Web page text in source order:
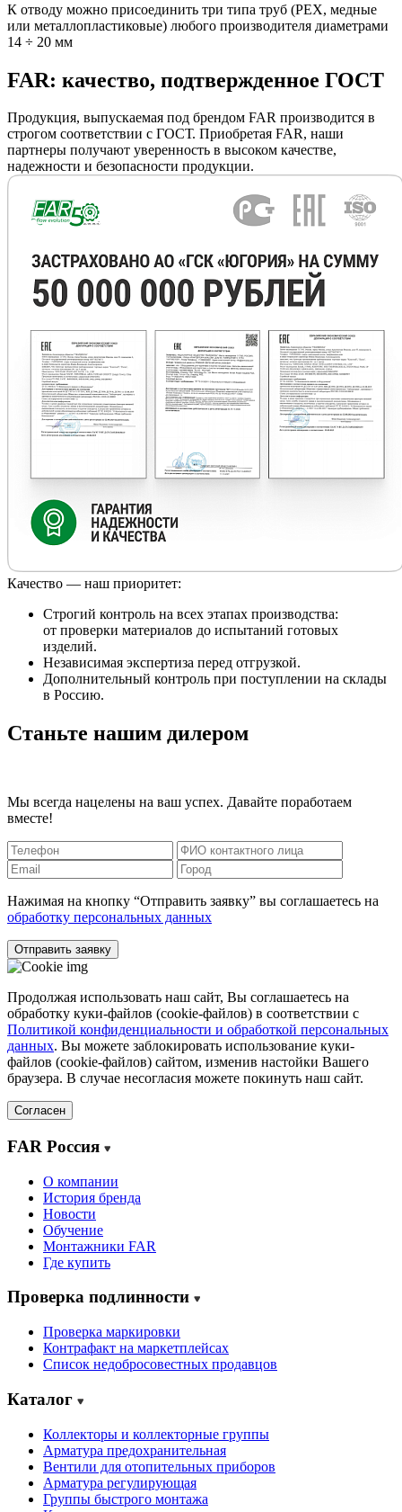
К отводу можно присоединить три типа труб (РЕХ, медные
или металлопластиковые) любого производителя диаметрами
14 ÷ 20 мм
FAR: качество, подтвержденное ГОСТ
Продукция, выпускаемая под брендом FAR производится в
строгом соответствии с ГОСТ. Приобретая FAR, наши
партнеры получают уверенность в высоком качестве,
надежности и безопасности продукции.
Качество — наш приоритет:
Строгий контроль на всех этапах производства:
от проверки материалов до испытаний готовых
изделий.
Независимая экспертиза перед отгрузкой.
Дополнительный контроль при поступлении на склады
в Россию.
Станьте нашим дилером
Мы всегда нацелены на ваш успех. Давайте поработаем
вместе!
Нажимая на кнопку “Отправить заявку” вы соглашаетесь на
обработку персональных данных
Отправить заявку
Продолжая использовать наш сайт, Вы соглашаетесь на
обработку куки-файлов (cookie-файлов) в соответствии с
Политикой конфиденциальности и обработкой персональных
данных. Вы можете заблокировать использование куки-
файлов (cookie-файлов) сайтом, изменив настойки Вашего
браузера. В случае несогласия можете покинуть наш сайт.
Согласен
FAR Россия
О компании
История бренда
Новости
Обучение
Монтажники FAR
Где купить
Проверка подлинности
Проверка маркировки
Контрафакт на маркетплейсах
Cписок недобросовестных продавцов
Каталог
Коллекторы и коллекторные группы
Арматура предохранительная
Вентили для отопительных приборов
Арматура регулирующая
Группы быстрого монтажа